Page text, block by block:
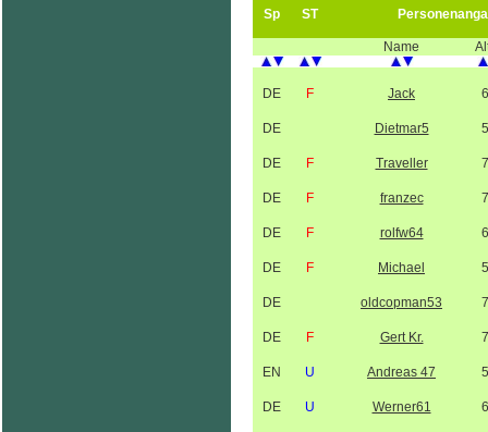
Sp ST
Name
DE F Jack
DE Dietmar5
DE F Traveller
DE F franzec
DE F rolfw64
DE F Michael
DE oldcopman53
DE F Gert Kr.
EN U Andreas 47
DE U Werner61